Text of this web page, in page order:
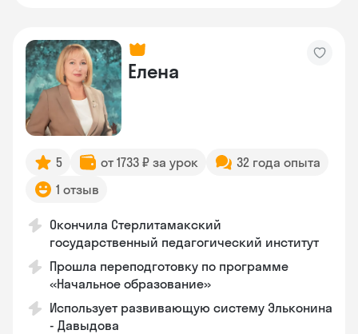
Елена
5 от 1733 ₽ за урок
32 года опыта
1 отзыв
Окончила Стерлитамакский
государственный педагогический институт
Прошла переподготовку по программе
«Начальное образование»
Использует развивающую систему Эльконина
- Давыдова